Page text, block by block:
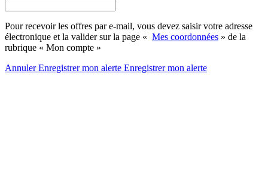
Pour recevoir les offres par e-mail, vous devez saisir votre adresse
électronique et la valider sur la page « Mes coordonnées » de la
rubrique « Mon compte »
AnnulerEnregistrer mon alerte Enregistrermon alerte